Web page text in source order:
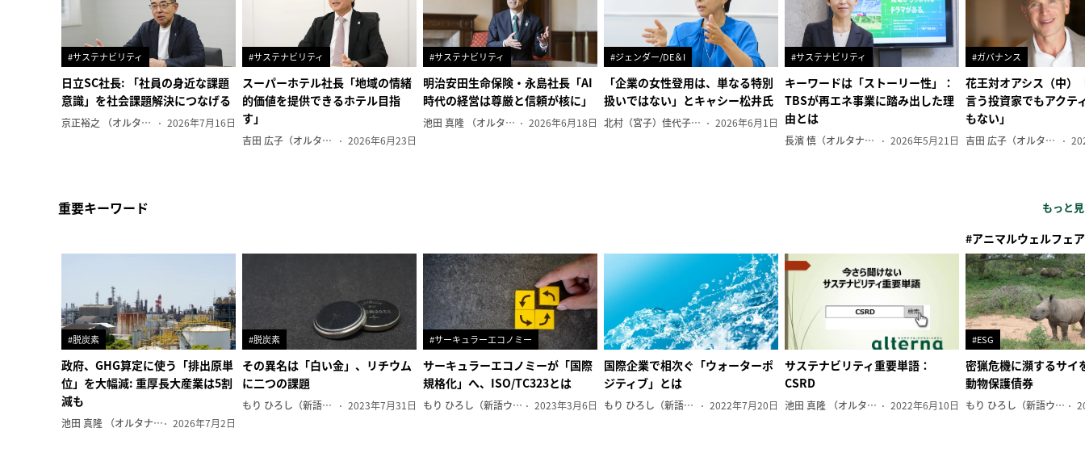
#サステナビリティ
日立SC社長: 「社員の身近な課題
意識」を社会課題解決につなげる
京正裕之 （オルタナ副編集長） 2026年7月16日
#サステナビリティ
スーパーホテル社長「地域の情緒
的価値を提供できるホテル目指
す」
吉田 広子（オルタナ輪番編集長） 2026年6月23日
#サステナビリティ
明治安田生命保険・永島社長「AI
時代の経営は尊厳と信頼が核に」
池田 真隆 （オルタナ輪番編集長） 2026年6月18日
#ジェンダー/DE＆I
「企業の女性登用は、単なる特別
扱いではない」とキャシー松井氏
北村（宮子）佳代子（オルタナ輪番編集長） 2026年6月1日
#サステナビリティ
キーワードは「ストーリー性」：
TBSが再エネ事業に踏み出した理
由とは
長濱 慎（オルタナ副編集長） 2026年5月21日
#ガバナンス
花王対オアシス（中）
言う投資家でもアクテ
もない」
吉田 広子（オルタナ輪番編集長）
重要キーワード もっと
#脱炭素
政府、GHG算定に使う「排出原単
位」を大幅減: 重厚長大産業は5割
減も
池田 真隆 （オルタナ輪番編集長） 2026年7月2日
#脱炭素
その異名は「白い金」、リチウム
に二つの課題
もり ひろし（新語ウォッチャー） 2023年7月31日
#サーキュラーエコノミー
サーキュラーエコノミーが「国際
規格化」へ、ISO/TC323とは
もり ひろし（新語ウォッチャー） 2023年3月6日
国際企業で相次ぐ「ウォーターポ
ジティブ」とは
もり ひろし（新語ウォッチャー） 2022年7月20日
サステナビリティ重要単語：
CSRD
池田 真隆 （オルタナ輪番編集長） 2022年6月10日
#アニマルウェルフェア
#ESG
密猟危機に瀕するサイ
動物保護債券
もり ひろし（新語ウォッチャー）